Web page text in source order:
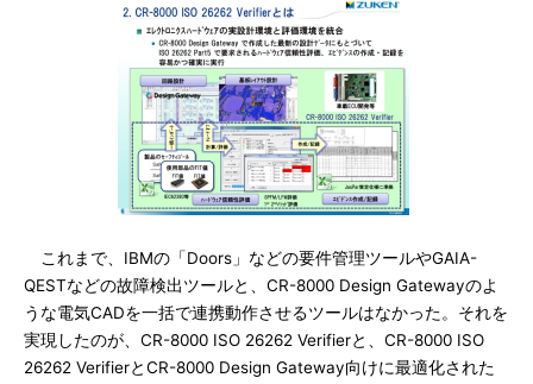
これまで、IBMの「Doors」などの要件管理ツールやGAIA-
QESTなどの故障検出ツールと、CR-8000 Design Gatewayのよ
うな電気CADを一括で連携動作させるツールはなかった。それを
実現したのが、CR-8000 ISO 26262 Verifierと、CR-8000 ISO
26262 VerifierとCR-8000 Design Gateway向けに最適化された